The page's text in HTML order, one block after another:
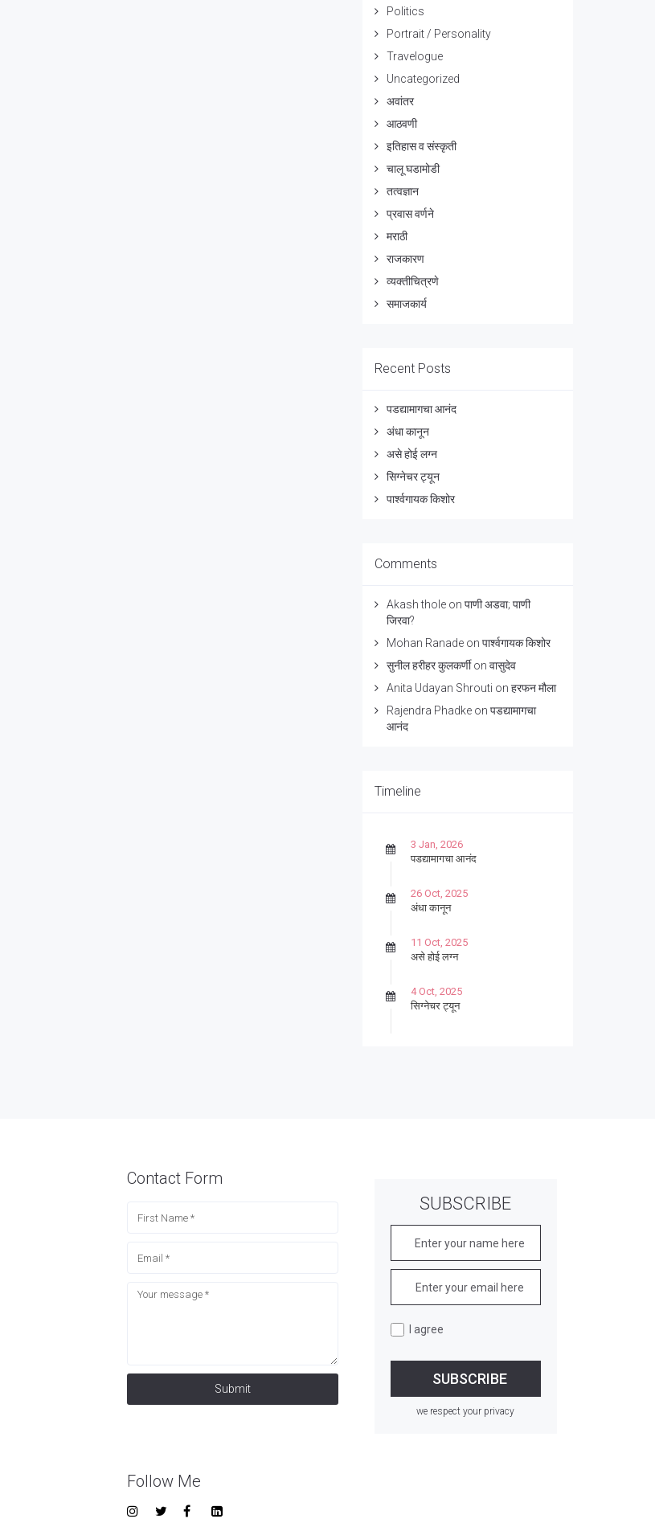
Politics
Portrait / Personality
Travelogue
Uncategorized
अवांतर
आठवणी
इतिहास व संस्कृती
चालू घडामोडी
तत्वज्ञान
प्रवास वर्णने
मराठी
राजकारण
व्यक्तीचित्रणे
समाजकार्य
Recent Posts
पडद्यामागचा आनंद
अंधा कानून
असे होई लग्न
सिग्नेचर ट्यून
पार्श्वगायक किशोर
Comments
Akash tholeon पाणी अडवा; पाणी
जिरवा?
Mohan Ranadeon पार्श्वगायक किशोर
सुनील हरीहर कुलकर्णीon वासुदेव
Anita Udayan Shrouti on हरफन मौला
Rajendra Phadkeon पडद्यामागचा
आनंद
Timeline
3 Jan, 2026
पडद्यामागचा आनंद
26 Oct, 2025
अंधा कानून
11 Oct, 2025
असे होई लग्न
4 Oct, 2025
सिग्नेचर ट्यून
Contact Form
Submit
SUBSCRIBE
I agree
we respect your privacy
Follow Me